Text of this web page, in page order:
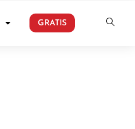
GRATIS